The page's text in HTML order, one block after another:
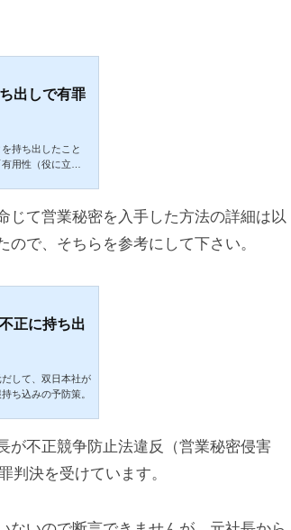
出しで有罪
持ち出したこと
用性（役に立
じて営業秘密を入手した方法の詳細は以
で、そちらを参考にして下さい。
正に持ち出
して、双日本社が
ち込みの予防策。
が不正競争防止法違反（営業秘密侵害
判決を受けています。